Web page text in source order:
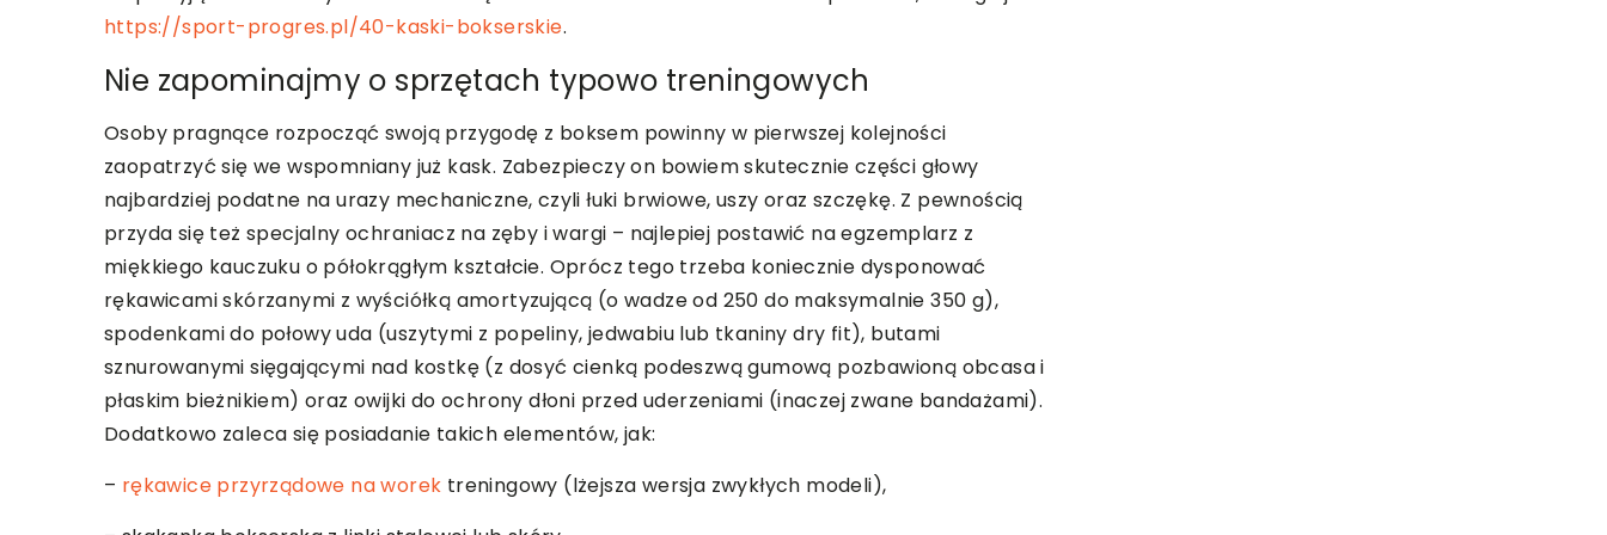
https://sport-progres.pl/40-kaski-bokserskie.
Nie zapominajmy o sprzętach typowo treningowych
Osoby pragnące rozpocząć swoją przygodę z boksem powinny w pierwszej kolejności
zaopatrzyć się we wspomniany już kask. Zabezpieczy on bowiem skutecznie części głowy
najbardziej podatne na urazy mechaniczne, czyli łuki brwiowe, uszy oraz szczękę. Z pewnością
przyda się też specjalny ochraniacz na zęby i wargi – najlepiej postawić na egzemplarz z
miękkiego kauczuku o półokrągłym kształcie. Oprócz tego trzeba koniecznie dysponować
rękawicami skórzanymi z wyściółką amortyzującą (o wadze od 250 do maksymalnie 350 g),
spodenkami do połowy uda (uszytymi z popeliny, jedwabiu lub tkaniny dry fit), butami
sznurowanymi sięgającymi nad kostkę (z dosyć cienką podeszwą gumową pozbawioną obcasa i
płaskim bieżnikiem) oraz owijki do ochrony dłoni przed uderzeniami (inaczej zwane bandażami).
Dodatkowo zaleca się posiadanie takich elementów, jak:
– rękawice przyrządowe na worek treningowy (lżejsza wersja zwykłych modeli),